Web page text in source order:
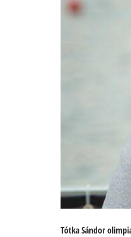
Tótka Sándor